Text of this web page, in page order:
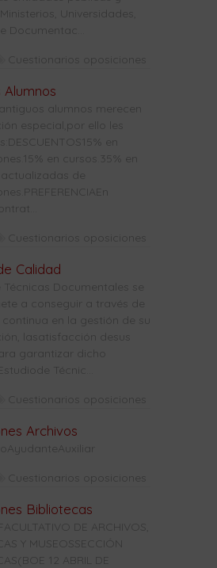
Universidades,
Documentac...
Cuestionarios oposiciones
Alumnos
alumnos merecen
especial,por ello les
en
en cursos.35% en
actualizadas de
Cuestionarios oposiciones
Calidad
Documentales se
a conseguir a través de
continua en la gestión de su
lasatisfacción desus
garantizar dicho
Técnic...
Cuestionarios oposiciones
Archivos
Cuestionarios oposiciones
Bibliotecas
DE ARCHIVOS,
Y MUSEOSSECCIÓN
12 ABRIL DE